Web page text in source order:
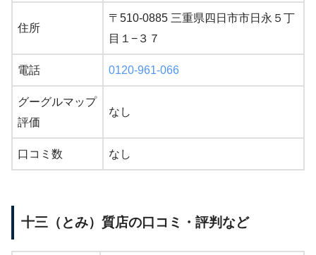
住所
〒510-0885 三重県四日市市日永５丁
目１−３７
電話 0120-961-066
グーグルマップ
評価
なし
口コミ数 なし
十三（とみ）質店の口コミ・評判など